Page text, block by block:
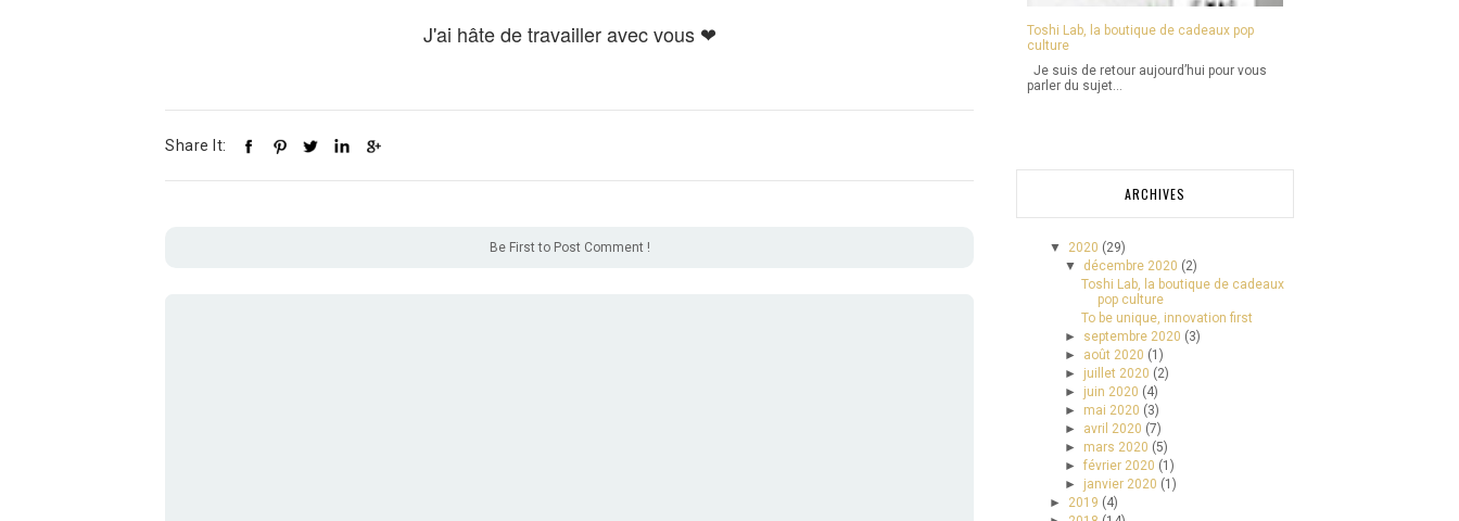
J'ai hâte de travailler avec vous ❤
Share It:
Be First to Post Comment !
Toshi Lab, la boutique de cadeaux pop
culture
Je suis de retour aujourd’hui pour vous
parler du sujet...
ARCHIVES
▼ 2020 (29)
▼ décembre 2020 (2)
Toshi Lab, la boutique de cadeaux
pop culture
To be unique, innovation first
► septembre 2020 (3)
► août 2020 (1)
► juillet 2020 (2)
► juin 2020 (4)
► mai 2020 (3)
► avril 2020 (7)
► mars 2020 (5)
►février 2020 (1)
► janvier 2020 (1)
► 2019 (4)